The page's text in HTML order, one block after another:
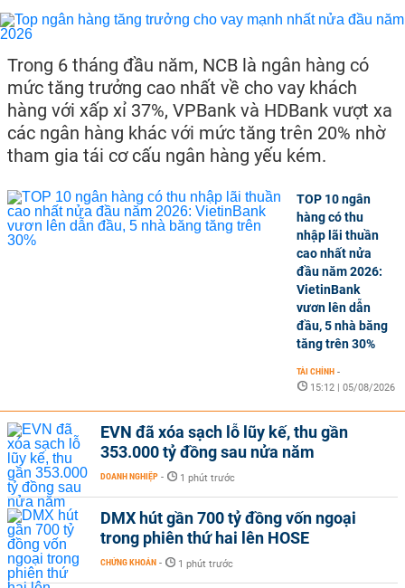
Trong 6 tháng đầu năm, NCB là ngân hàng có
mức tăng trưởng cao nhất về cho vay khách
hàng với xấp xỉ 37%, VPBank và HDBank vượt xa
các ngân hàng khác với mức tăng trên 20% nhờ
tham gia tái cơ cấu ngân hàng yếu kém.
TOP 10 ngân
hàng có thu
nhập lãi thuần
cao nhất nửa
đầu năm 2026:
VietinBank
vươn lên dẫn
đầu, 5 nhà băng
tăng trên 30%
TÀI CHÍNH -
15:12 | 05/08/2026
EVN đã xóa sạch lỗ lũy kế, thu gần
353.000 tỷ đồng sau nửa năm
DOANH NGHIỆP - 1 phút trước
DMX hút gần 700 tỷ đồng vốn ngoại
trong phiên thứ hai lên HOSE
CHỨNG KHOÁN - 1 phút trước